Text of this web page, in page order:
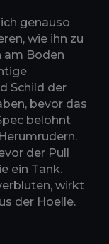
genauso
wie ihn zu
am Boden
Schild der
bevor das
belohnt
der Pull
ein Tank.
wirkt
der Hoelle.